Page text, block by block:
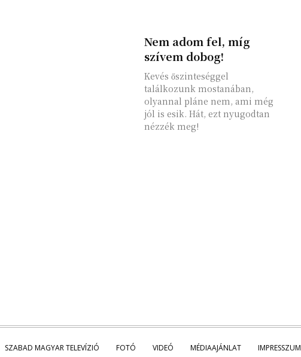
Nem adom fel, míg
szívem dobog!
Kevés őszinteséggel
találkozunk mostanában,
olyannal pláne nem, ami még
jól is esik. Hát, ezt nyugodtan
nézzék meg!
SZABAD MAGYAR TELEVÍZIÓ FOTÓ VIDEÓ MÉDIAAJÁNLAT IMPRESSZUM